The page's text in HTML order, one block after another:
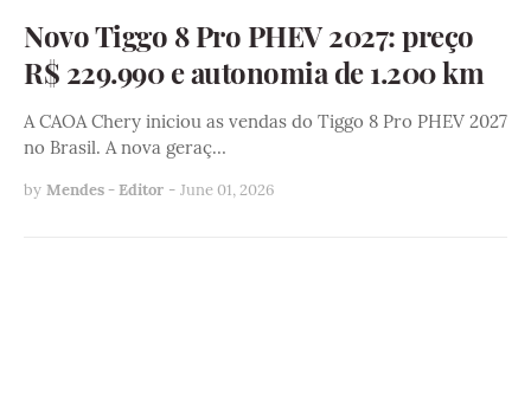
Novo Tiggo 8 Pro PHEV 2027: preço
R$ 229.990 e autonomia de 1.200 km
A CAOA Chery iniciou as vendas do Tiggo 8 Pro PHEV 2027
no Brasil. A nova geraç…
by Mendes - Editor - June 01, 2026